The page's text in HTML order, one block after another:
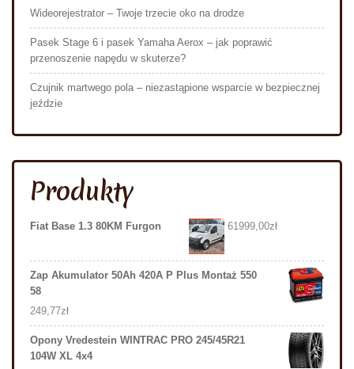
Wideorejestrator – Twoje trzecie oko na drodze
Pasek Stage 6 i pasek Yamaha Aerox – jak poprawić
przenoszenie napędu w skuterze?
Czujnik martwego pola – niezastąpione wsparcie w bezpiecznej
jeździe
Produkty
Fiat Base 1.3 80KM Furgon 61999,00zł
Zap Akumulator 50Ah 420A P Plus Montaż 550
58
249,77zł
Opony Vredestein WINTRAC PRO 245/45R21
104W XL 4x4